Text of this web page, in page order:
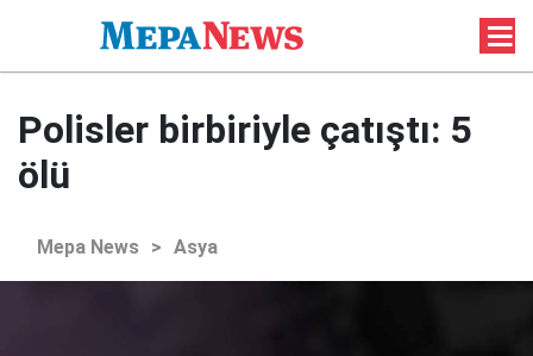
Polisler birbiriyle çatıştı: 5
ölü
Mepa News > Asya